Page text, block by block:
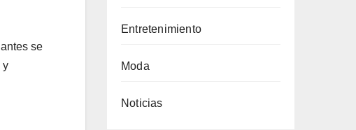
se
y
Entretenimiento
Moda
Noticias